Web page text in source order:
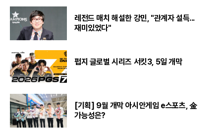
레전드 매치 해설한 강민, "관계자 설득...
재미있었다"
펍지 글로벌 시리즈 서킷3, 5일 개막
[기획] 9월 개막 아시안게임 e스포츠, 金
가능성은?